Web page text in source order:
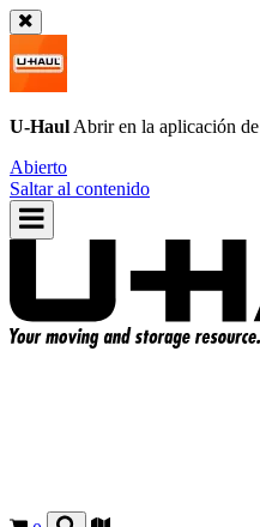
U-Haul Abrir en la aplicación de
Abierto
Saltar al contenido